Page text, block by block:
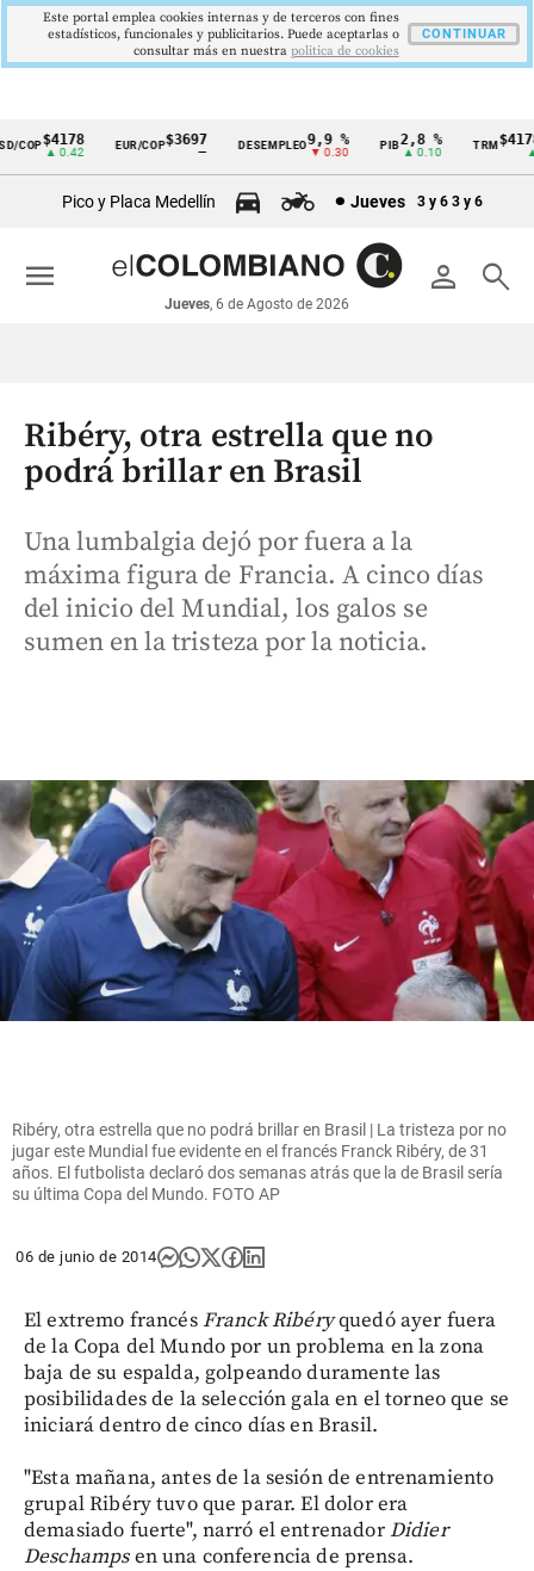
Cintillo
económicos
Colombia
$4178
▲ 0.42
EUR/COP$3697 DESEMPLEO 9,9 %
▼ 0.30
PIB2,8 %
▲ 0.10
TRM
▲
Pico y Placa Medellín Jueves 3 y 6 3 y 6
person search
Jueves, 6 de Agosto de 2026
menu
Ribéry, otra estrella que no
podrá brillar en Brasil
Una lumbalgia dejó por fuera a la
máxima figura de Francia. A cinco días
del inicio del Mundial, los galos se
sumen en la tristeza por la noticia.
Ribéry, otra estrella que no podrá brillar en Brasil | La tristeza por no
jugar este Mundial fue evidente en el francés Franck Ribéry, de 31
años. El futbolista declaró dos semanas atrás que la de Brasil sería
su última Copa del Mundo. FOTO AP
06 de junio de 2014
El extremo francésFranck Ribéryquedó ayer fuera
de la Copa del Mundo por un problema en la zona
baja de su espalda, golpeando duramente las
posibilidades de la selección gala en el torneo que se
iniciará dentro de cinco días en Brasil.
"Esta mañana, antes de la sesión de entrenamiento
grupal Ribéry tuvo que parar. El dolor era
demasiado fuerte", narró el entrenadorDidier
Deschampsen una conferencia de prensa.
Este portal emplea cookies internas y de terceros con fines
estadísticos, funcionales y publicitarios. Puede aceptarlas o
consultar más en nuestra politica de cookies
CONTINUAR